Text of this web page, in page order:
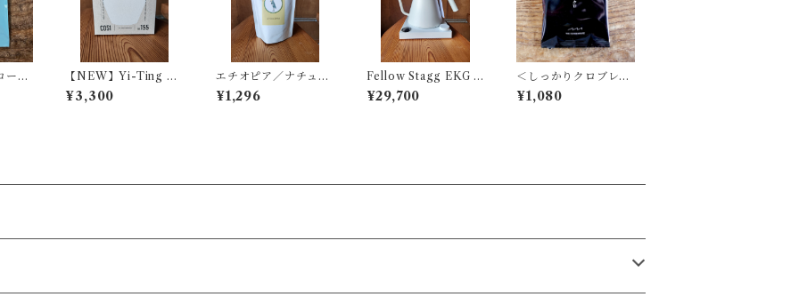
ーヒ
【NEW】Yi-Ting W
AVE PURE.F／ウェ
ーブ型不織布フィルタ
¥3,300
エチオピア／ナチュラ
ル精製／100g／middl
eroast【ウォテウォッ
¥1,296
Fellow Stagg EKG P
RO
¥29,700
＜しっかりクロブレン
ド＞コーヒーバッグ５
Ｐ
¥1,080